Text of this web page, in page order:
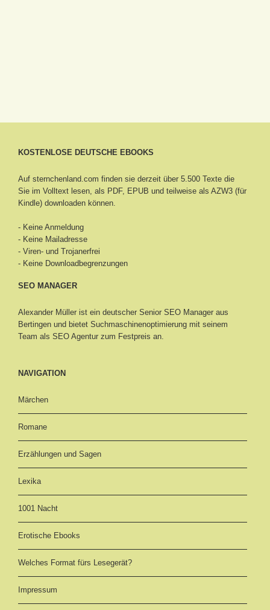
KOSTENLOSE DEUTSCHE EBOOKS
Auf sternchenland.com finden sie derzeit über 5.500 Texte die
Sie im Volltext lesen, als PDF, EPUB und teilweise als AZW3 (für
Kindle) downloaden können.
- Keine Anmeldung
- Keine Mailadresse
- Viren- und Trojanerfrei
- Keine Downloadbegrenzungen
SEO MANAGER
Alexander Müller ist ein deutscher Senior SEO Manager aus
Bertingen und bietet Suchmaschinenoptimierung mit seinem
Team als SEO Agentur zum Festpreis an.
NAVIGATION
Märchen
Romane
Erzählungen und Sagen
Lexika
1001 Nacht
Erotische Ebooks
Welches Format fürs Lesegerät?
Impressum